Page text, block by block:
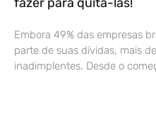
Embora 49% das empresas
parte de suas dívidas, mais
inadimplentes. Desde o